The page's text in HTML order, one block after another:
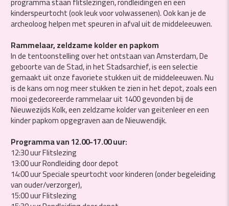
kinderspeurtocht (ook leuk voor volwassenen). Ook kan je de
archeoloog helpen met speuren in afval uit de middeleeuwen.
Rammelaar, zeldzame kolder en papkom
In de tentoonstelling over het ontstaan van Amsterdam,De
geboorte van de Stad, in het Stadsarchief, is een selectie
gemaakt uit onze favoriete stukken uit de middeleeuwen. Nu
is de kans om nog meer stukken te zien in het depot, zoals een
mooi gedecoreerde rammelaar uit 1400 gevonden bij de
Nieuwezijds Kolk, een zeldzame kolder van geitenleer en een
kinder papkom opgegraven aan de Nieuwendijk.
Programma van 12.00-17.00 uur:
12:30 uur Flitslezing
13:00 uur Rondleiding door depot
14:00 uur Speciale speurtocht voor kinderen (onder begeleiding
van ouder/verzorger),
15:00 uur Flitslezing